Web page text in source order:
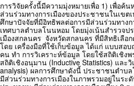
การวิจัยครั้งนี้มีความมุ่งหมายเพื่อ 1) เพื่อค้
ส่วนร่วมทางการเมืองของประชาชนในเข
ศึกษาปัจจัยที่มีอิทธิพลต่อการมีส่วนร่วมทาง
เทศบาลตำบลโนนหอม โดยมุ่งเน้นสำรวจ
เมืองสกลนคร จังหวัดสกลนคร ที่มีสิทธิเลือ
โดย เครื่องมือที่ใช้เก็บข้อมูล ได้แก่ แบบสอ
คน ทำ การวิเคราะห์ข้อมูล โดยใช้สถิติเชิง
สถิติเชิงอนุมาน (Inductive Statistics) และวิ
analysis) ผลการศึกษาดังนี้ ประชาชนตำบ
มีส่วนร่วมทางการเมืองในภาพรวมอยู่ในระ